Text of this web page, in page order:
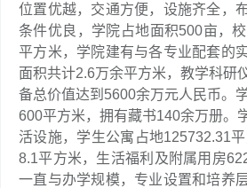
位置优越，交通方便，设施齐全，
条件优良，学院占地面积500亩，
平方米，学院建有与各专业配套的
面积共计2.6万余平方米，教学科研
备总价值达到5600余万元人民币。
600平方米，拥有藏书140余万册。
活设施，学生公寓占地125732.31
8.1平方米，生活福利及附属用房
一直与办学规模，专业设置和培养